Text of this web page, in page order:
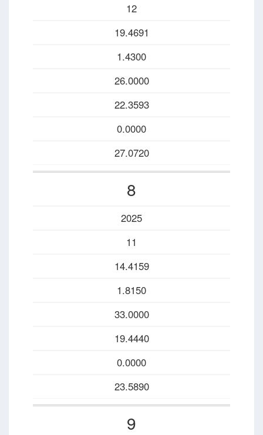
12
19.4691
1.4300
26.0000
22.3593
0.0000
27.0720
8
2025
11
14.4159
1.8150
33.0000
19.4440
0.0000
23.5890
9